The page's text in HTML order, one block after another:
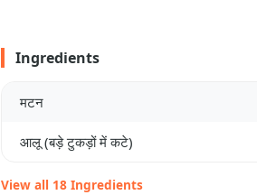
Ingredients
मटन
आलू (बड़े टुकड़ों में कटे)
View all 18 Ingredients